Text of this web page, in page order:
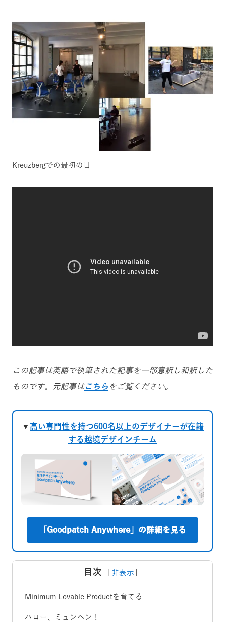
Kreuzbergでの最初の日
この記事は英語で執筆された記事を一部意訳し和訳した
ものです。元記事はこちら をご覧ください。
▼ 高い専門性を持つ600名以上のデザイナーが在籍
する越境デザインチーム
「Goodpatch Anywhere」の詳細を見る
目次 非表示
Minimum Lovable Productを育てる
ハロー、ミュンヘン！